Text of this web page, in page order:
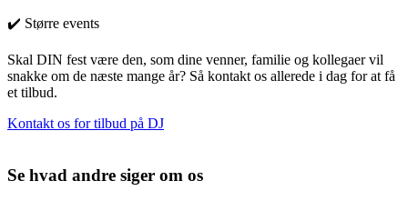
✔️ Større events
Skal DIN fest være den, som dine venner, familie og kollegaer vil
snakke om de næste mange år? Så kontakt os allerede i dag for at få
et tilbud.
Kontakt os for tilbud på DJ
Se hvad andre siger om os